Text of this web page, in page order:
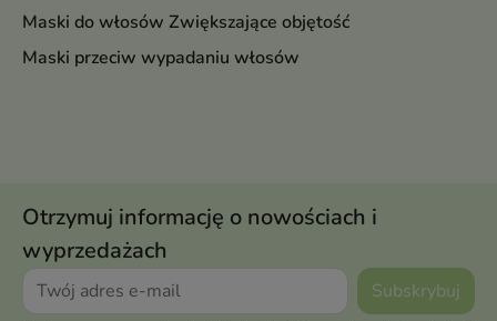
Maski do włosów Zwiększające objętość
Maski przeciw wypadaniu włosów
Otrzymuj informację o nowościach i
wyprzedażach